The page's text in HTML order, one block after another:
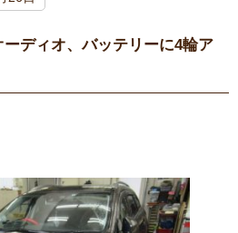
ディオ、バッテリーに4輪ア